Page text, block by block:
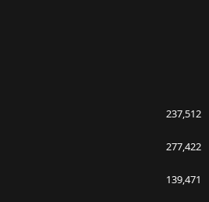
237,512
277,422
139,471